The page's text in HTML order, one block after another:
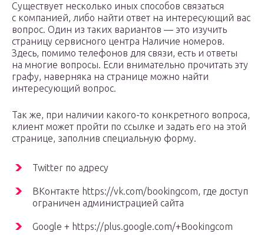
Существует несколько иных способов связаться
с компанией, либо найти ответ на интересующий вас
вопрос. Один из таких вариантов — это изучить
страницу сервисного центра Наличие номеров.
Здесь, помимо телефонов для связи, есть и ответы
на многие вопросы. Если внимательно прочитать эту
графу, наверняка на странице можно найти
интересующий вопрос.
Так же, при наличии какого-то конкретного вопроса,
клиент может пройти по ссылке и задать его на этой
странице, заполнив специальную форму.
Twitter по адресу
ВКонтакте https://vk.com/bookingcom, где доступ
ограничен администрацией сайта
Google + https://plus.google.com/+Bookingcom